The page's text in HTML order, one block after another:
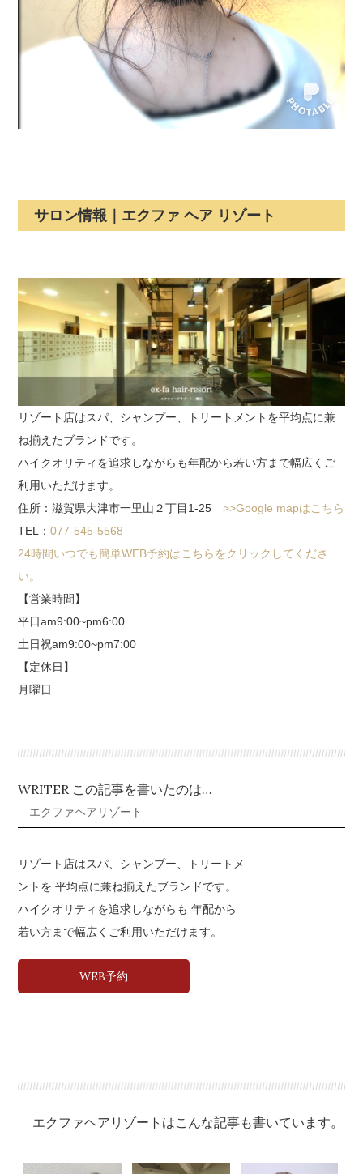
サロン情報｜エクファ ヘア リゾート
リゾート店はスパ、シャンプー、トリートメントを平均点に兼
ね揃えたブランドです。
ハイクオリティを追求しながらも年配から若い方まで幅広くご
利用いただけます。
住所：滋賀県大津市一里山２丁目1-25>>Google mapはこちら
TEL：077-545-5568
24時間いつでも簡単WEB予約はこちらをクリックしてくださ
い。
【営業時間】
平日am9:00~pm6:00
土日祝am9:00~pm7:00
【定休日】
月曜日
WRITER この記事を書いたのは…
エクファヘアリゾート
リゾート店はスパ、シャンプー、トリートメ
ントを 平均点に兼ね揃えたブランドです。
ハイクオリティを追求しながらも 年配から
若い方まで幅広くご利用いただけます。
WEB予約
エクファヘアリゾートはこんな記事も書いています。